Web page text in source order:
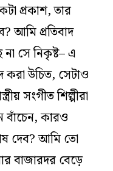
প্রকাশ, তার
আমি প্রতিবাদ
সে নিকৃষ্ট– এ
করা উচিত, সেটাও
সংগীত শিল্পীরা
বাঁচেন, কারও
দেব? আমি তো
বাজারদর বেড়ে